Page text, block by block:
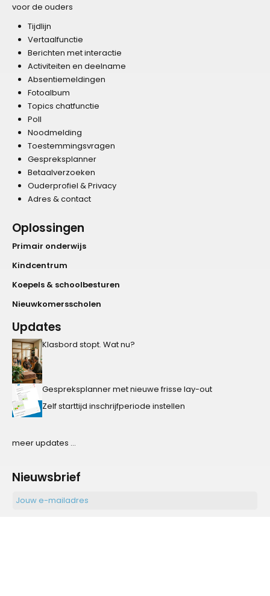
voor de ouders
Tijdlijn
Vertaalfunctie
Berichten met interactie
Activiteiten en deelname
Absentiemeldingen
Fotoalbum
Topics chatfunctie
Poll
Noodmelding
Toestemmingsvragen
Gespreksplanner
Betaalverzoeken
Ouderprofiel & Privacy
Adres & contact
Oplossingen
Primair onderwijs
Kindcentrum
Koepels & schoolbesturen
Nieuwkomersscholen
Updates
Klasbord stopt. Wat nu?
Gespreksplanner met nieuwe frisse lay-out
Zelf starttijd inschrijfperiode instellen
meer updates ...
Nieuwsbrief